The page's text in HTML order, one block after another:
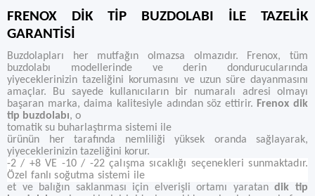
FRENOX DİK TİP BUZDOLABI İLE TAZELİK
GARANTİSİ
Buzdolapları her mutfağın olmazsa olmazıdır. Frenox, tüm
buzdolabı modellerinde ve derin dondurucularında
yiyeceklerinizin tazeliğini korumasını ve uzun süre dayanmasını
amaçlar. Bu sayede kullanıcıların bir numaralı adresi olmayı
başaran marka, daima kalitesiyle adından söz ettirir. Frenox dik
tip buzdolabı, o
tomatik su buharlaştırma sistemi ile
ürünün her tarafında nemliliği yüksek oranda sağlayarak,
yiyeceklerinizin tazeliğini korur.
-2 / +8 VE -10 / -22 çalışma sıcaklığı seçenekleri sunmaktadır.
Özel fanlı soğutma sistemi ile
et ve balığın saklanması için elverişli ortamı yaratandik tip